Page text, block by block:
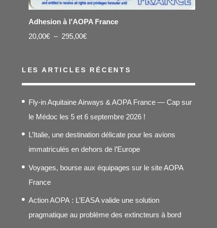
Adhesion à l'AOPA France
20,00€ – 295,00€Plage
prix :
295,00€
LES ARTICLES RÉCENTS
Fly-in Aquitaine Airways & AOPA France — Cap sur
le Médoc les 5 et 6 septembre 2026 !
L’Italie, une destination délicate pour les avions
immatriculés en dehors de l’Europe
Voyages, bourse aux équipages sur le site AOPA
France
Action AOPA : L’EASA valide une solution
pragmatique au problème des extincteurs à bord